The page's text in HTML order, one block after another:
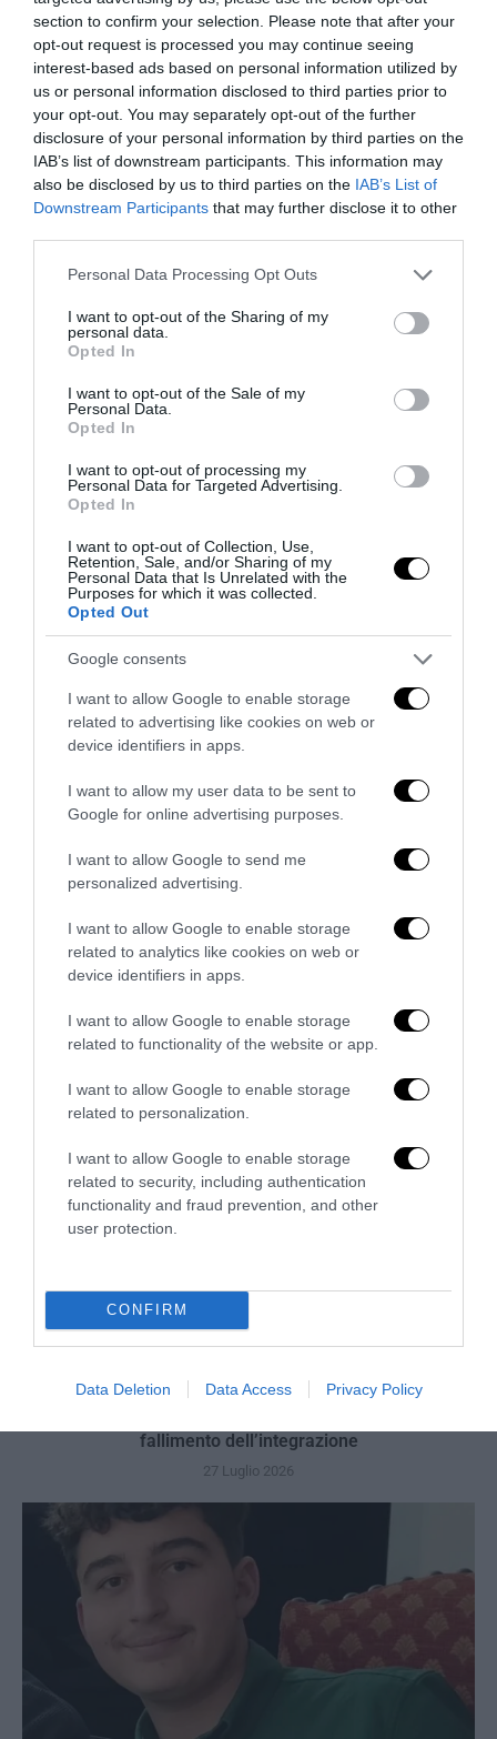
section to confirm your selection. Please note that after your
opt-out request is processed you may continue seeing
interest-based ads based on personal information utilized by
us or personal information disclosed to third parties prior to
your opt-out. You may separately opt-out of the further
disclosure of your personal information by third parties on the
IAB’s list of downstream participants. This information may
also be disclosed by us to third parties on the IAB’s List of
Downstream Participants that may further disclose it to other
Please note that this website/app uses one or more Google
not limited to your visit or usage behaviour. You may click to
grant or deny consent to Google and its third-party tags to
use your data for below specified purposes in below Google
consent section.
Personal Data Processing Opt Outs
I want to opt-out of the Sharing of my
personal data.
Opted In
I want to opt-out of the Sale of my
Personal Data.
Opted In
I want to opt-out of processing my
Personal Data for Targeted Advertising.
Opted In
I want to opt-out of Collection, Use,
Retention, Sale, and/or Sharing of my
Personal Data that Is Unrelated with the
Purposes for which it was collected.
Opted Out
Google consents
I want to allow Google to enable storage
related to advertising like cookies on web or
device identifiers in apps.
I want to allow my user data to be sent to
Google for online advertising purposes.
I want to allow Google to send me
personalized advertising.
I want to allow Google to enable storage
related to analytics like cookies on web or
device identifiers in apps.
I want to allow Google to enable storage
related to functionality of the website or app.
I want to allow Google to enable storage
related to personalization.
I want to allow Google to enable storage
related to security, including authentication
functionality and fraud prevention, and other
user protection.
CONFIRM
Data Deletion Data Access Privacy Policy
L’immigrazione è l’ultimo rifugio degli incapaci: contro
l’economia delle braccia
27 Luglio 2026
Il grande inganno dell’immigrazione: l’Italia ha bisogno
di più idee, non di più braccia
27 Luglio 2026
Larenzia: la ritorsione ideologica della Prefettura
27 Luglio 2026
fallimento dell’integrazione
27 Luglio 2026